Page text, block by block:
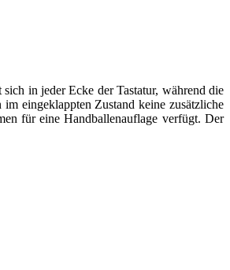
in jeder Ecke der Tastatur, während die
eingeklappten Zustand keine zusätzliche
für eine Handballenauflage verfügt. Der